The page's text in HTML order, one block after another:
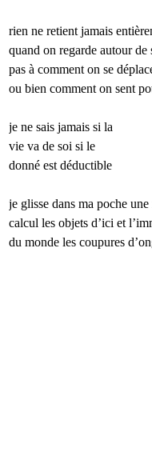
rien ne retient jamais
quand on regarde autour
pas à comment on se
ou bien comment on sent
je ne sais jamais si la
vie va de soi si le
donné est déductible
je glisse dans ma poche une
calcul les objets d’ici et
du monde les coupures